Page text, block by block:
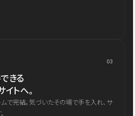
03
きる
トへ。
で完結。気づいたその場で手を入れ、サ